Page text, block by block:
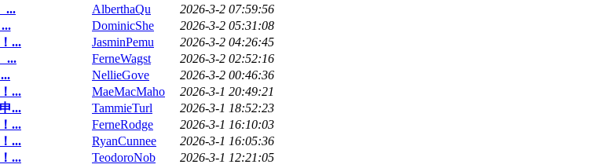
... AlberthaQu
2026-3-2 07:59:56
DominicShe
2026-3-2 05:31:08
... JasminPemu
2026-3-2 04:26:45
... FerneWagst
2026-3-2 02:52:16
NellieGove
2026-3-2 00:46:36
... MaeMacMaho
2026-3-1 20:49:21
... TammieTurl
2026-3-1 18:52:23
... FerneRodge
2026-3-1 16:10:03
... RyanCunnee
2026-3-1 16:05:36
... TeodoroNob
2026-3-1 12:21:05